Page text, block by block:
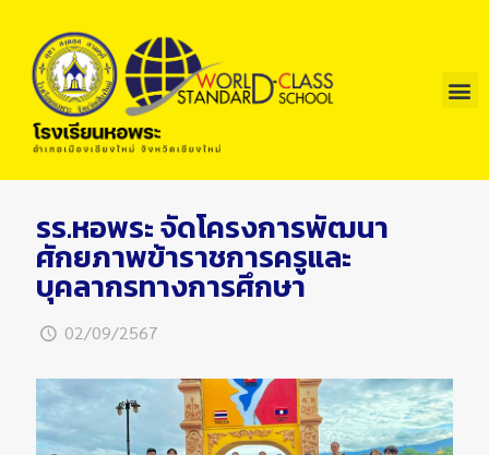
รร.หอพระ จัดโครงการพัฒนา
ศักยภาพข้าราชการครูและ
บุคลากรทางการศึกษา
02/09/2567